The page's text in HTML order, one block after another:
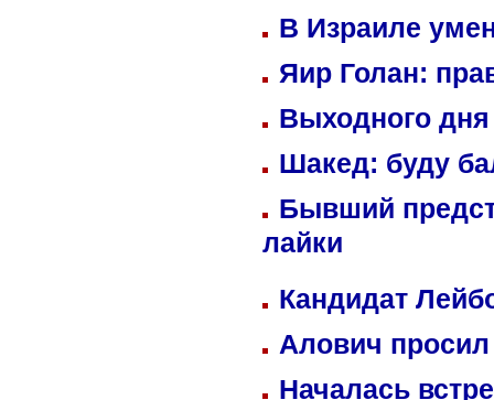
В Израиле
Яир Голан:
Выходного
Шакед: буду
Бывший
лайки
Кандидат
Алович просил
Началась